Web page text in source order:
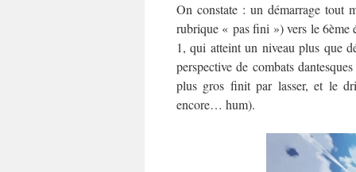
On constate : un démarrage tout
rubrique « pas fini ») vers le 6ème
1, qui atteint un niveau plus que
perspective de combats
plus gros finit par lasser, et le
encore… hum).